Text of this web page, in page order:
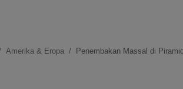
Amerika & Eropa Penembakan Massal di